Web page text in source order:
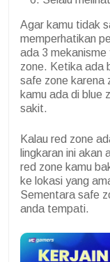
Agar kamu tidak
memperhatikan
ada 3
zone. Ketika ada
safe zone karena
kamu ada di blue
sakit.
Kalau red zone
lingkaran ini akan
red zone kamu
ke lokasi yang
Sementara safe
anda tempati.